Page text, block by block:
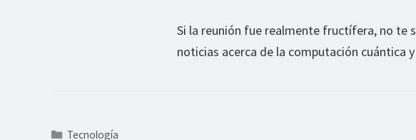
Si la reunión fue realmente fructífera, no te
noticias acerca de la computación cuántica
Categorías
Tecnología